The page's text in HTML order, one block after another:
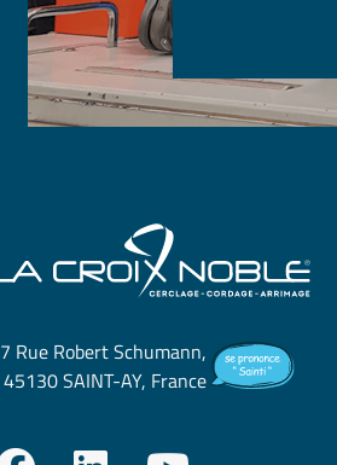
7 Rue Robert Schumann,
45130 SAINT-AY, France